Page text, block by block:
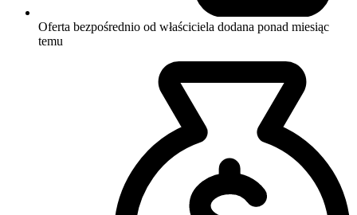
Oferta bezpośrednio od właściciela dodana ponad miesiąc
temu